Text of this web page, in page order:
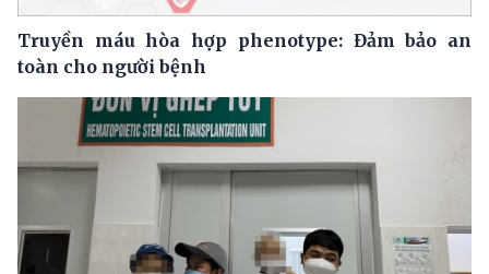
Truyền máu hòa hợp phenotype: Đảm bảo an
toàn cho người bệnh